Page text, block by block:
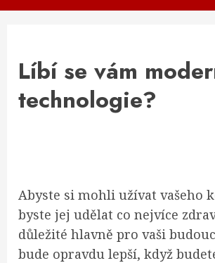
Menu
Líbí se vám
technologie?
Abyste si mohli užívat vašeho
byste jej udělat co nejvíce
důležité hlavně pro vaši
bude opravdu lepší, když